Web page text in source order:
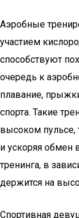
Аэробные
участием
способствуют
очередь к
плавание,
спорта. Такие
высоком пульсе,
и ускоряя обмен
тренинга, в
держится на
Спортивная